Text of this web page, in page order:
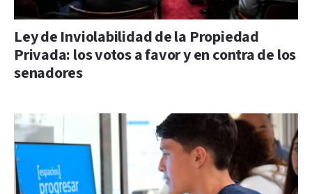
Ley de Inviolabilidad de la Propiedad
Privada: los votos a favor y en contra de los
senadores